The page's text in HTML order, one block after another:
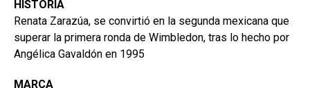
HISTORIA
Renata Zarazúa, se convirtió en la segunda mexicana que
superar la primera ronda de Wimbledon, tras lo hecho por
Angélica Gavaldón en 1995
MARCA